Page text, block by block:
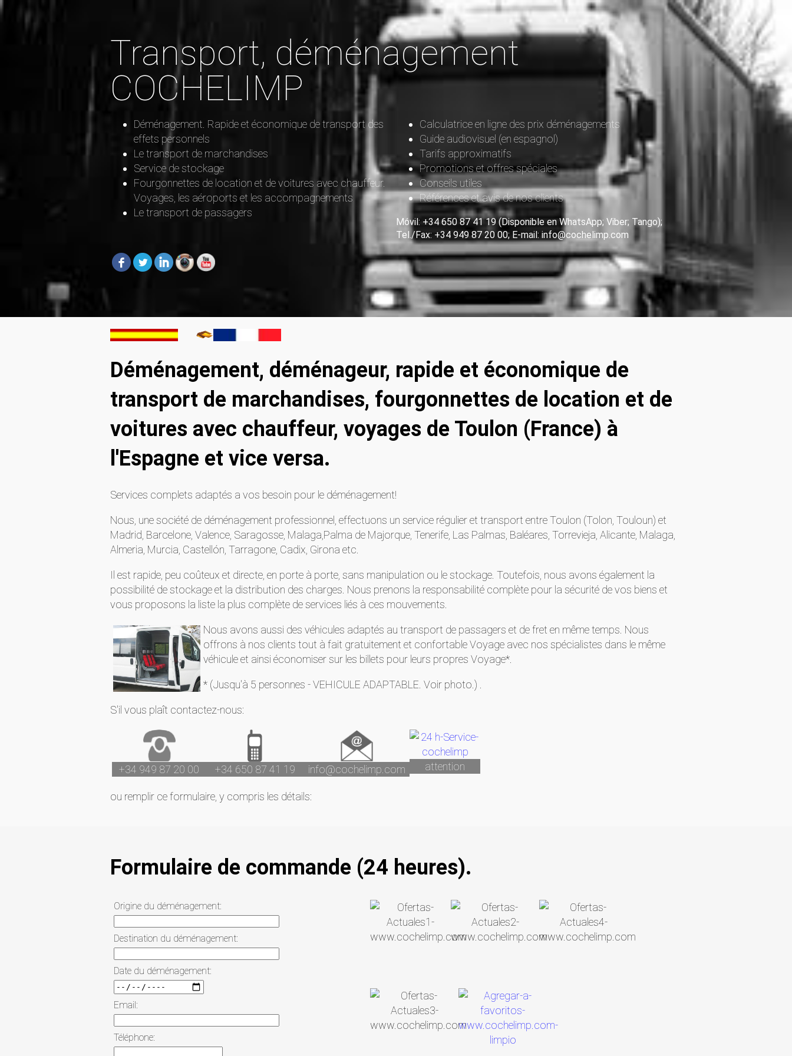
Transport, déménagement
COCHELIMP
Déménagement. Rapide et économique de transport des
effets personnels
Le transport de marchandises
Service de stockage
Fourgonnettes de location et de voitures avec chauffeur.
Voyages, les aéroports et les accompagnements
Le transport de passagers
Calculatrice en ligne des prix déménagements
Guide audiovisuel (en espagnol)
Tarifs approximatifs
Promotions et offres spéciales
Conseils utiles
Références et avis de nos clients
Móvil: +34 650 87 41 19 (Disponible en WhatsApp; Viber; Tango);
Tel./Fax: +34 949 87 20 00; E-mail: info@cochelimp.com
Déménagement, déménageur, rapide et économique de
transport de marchandises, fourgonnettes de location et de
voitures avec chauffeur, voyages de Toulon (France) à
l'Espagne et vice versa.
Services complets adaptés a vos besoin pour le déménagement!
Nous, une société de déménagement professionnel, effectuons un service régulier et transport entre Toulon (Tolon, Touloun) et
Madrid, Barcelone, Valence, Saragosse, Malaga,Palma de Majorque, Tenerife, Las Palmas, Baléares, Torrevieja, Alicante, Malaga,
Almeria, Murcia, Castellón, Tarragone, Cadix, Girona etc.
Il est rapide, peu coûteux et directe, en porte à porte, sans manipulation ou le stockage. Toutefois, nous avons également la
possibilité de stockage et la distribution des charges. Nous prenons la responsabilité complète pour la sécurité de vos biens et
vous proposons la liste la plus complète de services liés à ces mouvements.
Nous avons aussi des véhicules adaptés au transport de passagers et de fret en même temps. Nous
offrons à nos clients tout à fait gratuitement et confortable Voyage avec nos spécialistes dans le même
véhicule et ainsi économiser sur les billets pour leurs propres Voyage*.
* (Jusqu'à 5 personnes - VEHICULE ADAPTABLE. Voir photo.) .
S'il vous plaît contactez-nous:
+34 949 87 20 00 +34 650 87 41 19 info@cochelimp.com attention
ou remplir ce formulaire, y compris les détails:
Formulaire de commande (24 heures).
Origine du déménagement:
Destination du déménagement:
Date du déménagement:
Email:
Téléphone: